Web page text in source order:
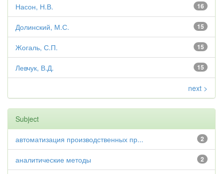
16
Насон, Н.В.
15
Долинский, М.С.
15
Жогаль, С.П.
15
Левчук, В.Д.
next >
Subject
2
автоматизация производственных пр...
2
аналитические методы